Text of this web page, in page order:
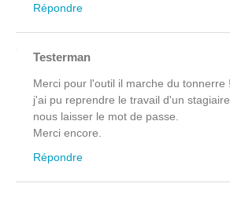
Répondre
Testerman
Merci pour l'outil il marche du tonnerre
j'ai pu reprendre le travail d'un
nous laisser le mot de passe.
Merci encore.
Répondre